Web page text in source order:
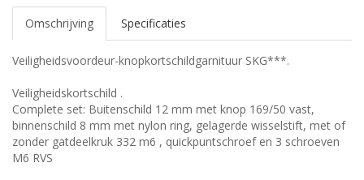
Omschrijving Specificaties
Veiligheidsvoordeur-knopkortschildgarnituur SKG***.
Veiligheidskortschild .
Complete set: Buitenschild 12 mm met knop 169/50 vast,
binnenschild 8 mm met nylon ring, gelagerde wisselstift, met of
zonder gatdeelkruk 332 m6 , quickpuntschroef en 3 schroeven
M6 RVS